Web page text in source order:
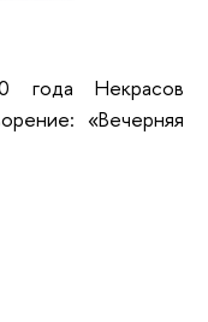
года Некрасов
«Вечерняя